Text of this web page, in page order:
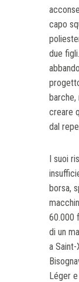
capo
due
barche,
creare
dal
I suoi
borsa,
60.000
di un
a
Léger